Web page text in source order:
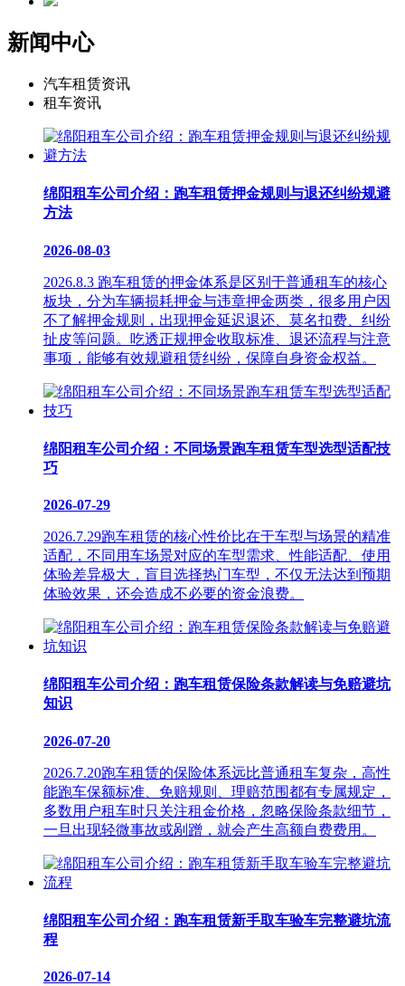
新闻中心
汽车租赁资讯
租车资讯
绵阳租车公司介绍：跑车租赁押金规则与退还纠纷规避
方法
2026-08-03
2026.8.3 跑车租赁的押金体系是区别于普通租车的核心
板块，分为车辆损耗押金与违章押金两类，很多用户因
不了解押金规则，出现押金延迟退还、莫名扣费、纠纷
扯皮等问题。吃透正规押金收取标准、退还流程与注意
事项，能够有效规避租赁纠纷，保障自身资金权益。
绵阳租车公司介绍：不同场景跑车租赁车型选型适配技
巧
2026-07-29
2026.7.29跑车租赁的核心性价比在于车型与场景的精准
适配，不同用车场景对应的车型需求、性能适配、使用
体验差异极大，盲目选择热门车型，不仅无法达到预期
体验效果，还会造成不必要的资金浪费。
绵阳租车公司介绍：跑车租赁保险条款解读与免赔避坑
知识
2026-07-20
2026.7.20跑车租赁的保险体系远比普通租车复杂，高性
能跑车保额标准、免赔规则、理赔范围都有专属规定，
多数用户租车时只关注租金价格，忽略保险条款细节，
一旦出现轻微事故或剐蹭，就会产生高额自费费用。
绵阳租车公司介绍：跑车租赁新手取车验车完整避坑流
程
2026-07-14